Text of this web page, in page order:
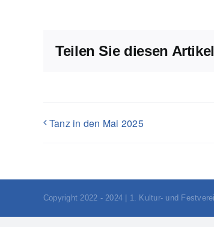
Teilen Sie diesen
Tanz in den Mai 2025
Copyright 2022 - 2024 | 1. Kultur- und